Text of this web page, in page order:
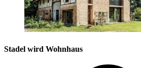
Stadel wird Wohnhaus